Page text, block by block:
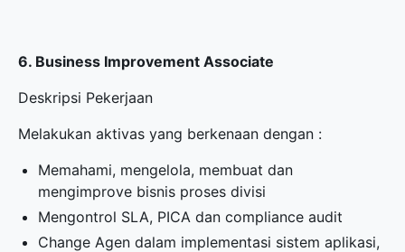
6. Business Improvement Associate
Deskripsi Pekerjaan
Melakukan aktivas yang berkenaan dengan :
Memahami, mengelola, membuat dan
mengimprove bisnis proses divisi
Mengontrol SLA, PICA dan compliance audit
Change Agen dalam implementasi sistem aplikasi,